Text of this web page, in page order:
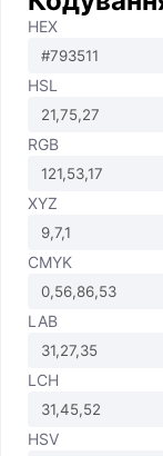
HEX
HSL
RGB
XYZ
CMYK
LAB
LCH
HSV